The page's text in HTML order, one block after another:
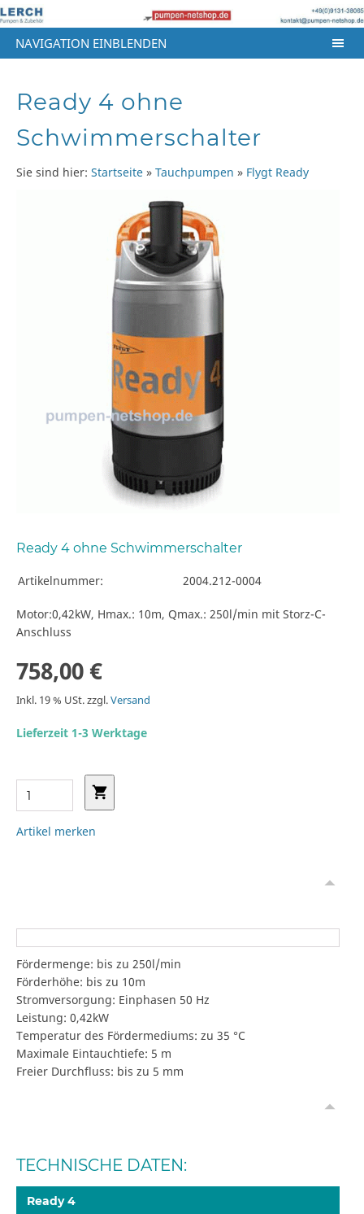
NAVIGATION EINBLENDEN
Ready 4 ohne
Schwimmerschalter
Sie sind hier: Startseite » Tauchpumpen » Flygt Ready
Ready 4 ohne Schwimmerschalter
Artikelnummer: 2004.212-0004
Motor:0,42kW, Hmax.: 10m, Qmax.: 250l/min mit Storz-C-
Anschluss
758,00 €
Inkl. 19 % USt. zzgl.Versand
Lieferzeit 1-3 Werktage
Artikel merken
Fördermenge: bis zu 250l/min
Förderhöhe: bis zu 10m
Stromversorgung: Einphasen 50 Hz
Leistung: 0,42kW
Temperatur des Fördermediums: zu 35 °C
Maximale Eintauchtiefe: 5 m
Freier Durchfluss: bis zu 5 mm
TECHNISCHE DATEN:
Ready 4